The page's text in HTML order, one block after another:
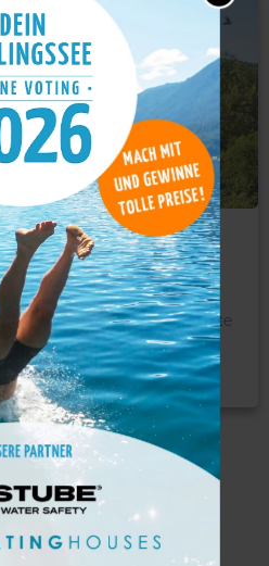
Hotel
Foto: © booking.com
in Stubenberg, 1,6 km vom
entfernt und bietet Unterkünfte
am See